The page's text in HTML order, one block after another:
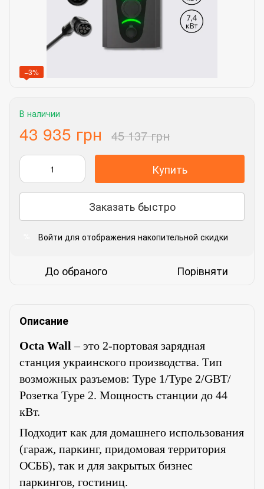
−3%
В наличии
43 935 грн 45 137 грн
Купить
Заказать быстро
Войти для отображения накопительной скидки
До обраного Порівняти
Описание
Octa Wall – это 2-портовая зарядная
станция украинского производства. Тип
возможных разъемов: Type 1/Type 2/GBT/
Розетка Type 2. Мощность станции до 44
кВт.
Подходит как для домашнего использования
(гараж, паркинг, придомовая территория
ОСББ), так и для закрытых бизнес
паркингов, гостиниц.